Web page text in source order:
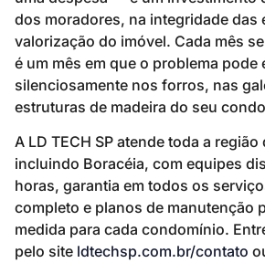
dos moradores, na integridade das
valorização do imóvel. Cada mês
é um mês em que o problema pode
silenciosamente nos forros, nas
estruturas de madeira do seu
A LD TECH SP atende toda a região
incluindo Boracéia, com equipes
horas, garantia em todos os
completo e planos de manutenção
medida para cada condomínio.
pelo site ldtechsp.com.br/contato